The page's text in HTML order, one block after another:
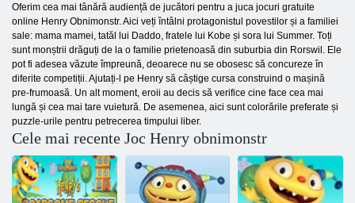
Oferim cea mai tânără audiență de jucători pentru a juca jocuri gratuite
online Henry Obnimonstr. Aici veți întâlni protagonistul povestilor și a familiei
sale: mama mamei, tatăl lui Daddo, fratele lui Kobe și sora lui Summer. Toți
sunt monștrii drăguți de la o familie prietenoasă din suburbia din Rorswil. Ele
pot fi adesea văzute împreună, deoarece nu se obosesc să concureze în
diferite competiții. Ajutați-l pe Henry să câștige cursa construind o mașină
pre-frumoasă. Un alt moment, eroii au decis să verifice cine face cea mai
lungă și cea mai tare vuietură. De asemenea, aici sunt colorările preferate și
puzzle-urile pentru petrecerea timpului liber.
Cele mai recente Joc Henry obnimonstr